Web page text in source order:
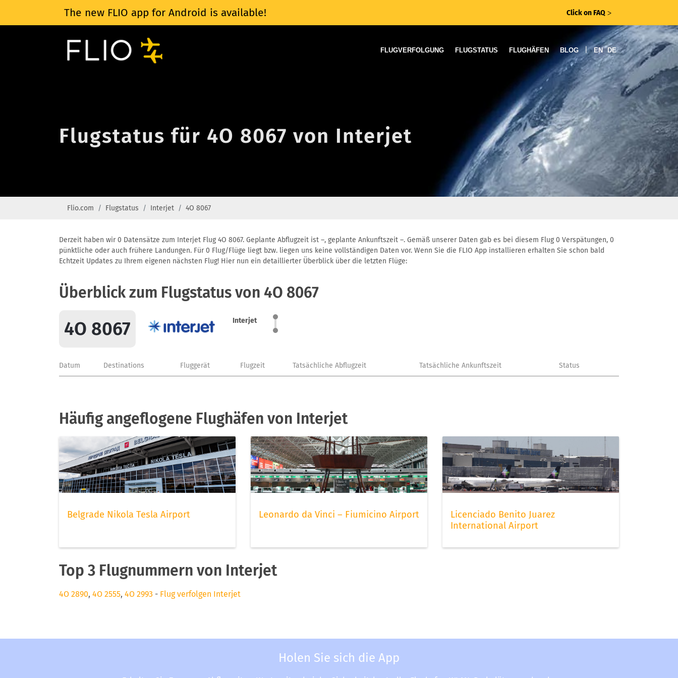
The new FLIO app for Android is available! Click on FAQ ᐳ
FLUGVERFOLGUNG FLUGSTATUS FLUGHÄFEN BLOG | EN DE
Flugstatus für 4O 8067 von Interjet
Flio.com Flugstatus Interjet 4O 8067
Derzeit haben wir 0 Datensätze zum Interjet Flug 4O 8067. Geplante Abflugzeit ist –, geplante Ankunftszeit –. Gemäß unserer Daten gab es bei diesem Flug 0 Verspätungen, 0
pünktliche oder auch frühere Landungen. Für 0 Flug/Flüge liegt bzw. liegen uns keine vollständigen Daten vor. Wenn Sie die FLIO App installieren erhalten Sie schon bald
Echtzeit Updates zu Ihrem eigenen nächsten Flug! Hier nun ein detaillierter Überblick über die letzten Flüge:
Überblick zum Flugstatus von 4O 8067
4O 8067 Interjet
Datum Destinations Fluggerät Flugzeit Tatsächliche Abflugzeit Tatsächliche Ankunftszeit Status
Häufig angeflogene Flughäfen von Interjet
Belgrade Nikola Tesla Airport Leonardo da Vinci – Fiumicino Airport
Licenciado Benito Juarez
International Airport
Top 3 Flugnummern von Interjet
4O 2890, 4O 2555, 4O 2993 - Flug verfolgen Interjet
Holen Sie sich die App